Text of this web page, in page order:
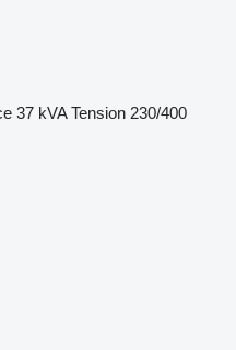
37 kVA Tension 230/400